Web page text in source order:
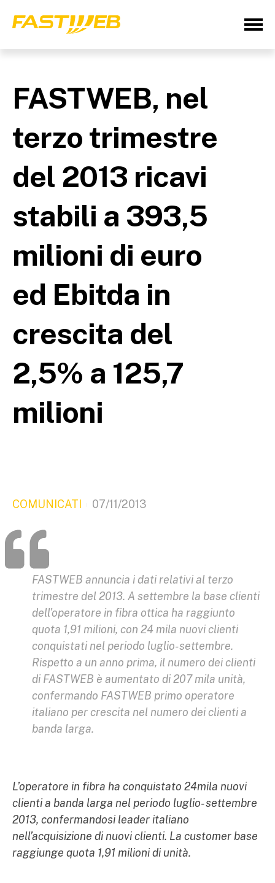
FASTWEB, nel
terzo trimestre
del 2013 ricavi
stabili a 393,5
milioni di euro
ed Ebitda in
crescita del
2,5% a 125,7
milioni
COMUNICATI 07/11/2013
FASTWEB annuncia i dati relativi al terzo
trimestre del 2013. A settembre la base clienti
dell'operatore in fibra ottica ha raggiunto
quota 1,91 milioni, con 24 mila nuovi clienti
conquistati nel periodo luglio-settembre.
Rispetto a un anno prima, il numero dei clienti
di FASTWEB è aumentato di 207 mila unità,
confermando FASTWEB primo operatore
italiano per crescita nel numero dei clienti a
banda larga.
L’operatore in fibra ha conquistato 24mila nuovi
clienti a banda larga nel periodo luglio- settembre
2013, confermandosi leader italiano
nell’acquisizione di nuovi clienti. La customer base
raggiunge quota 1,91 milioni di unità.